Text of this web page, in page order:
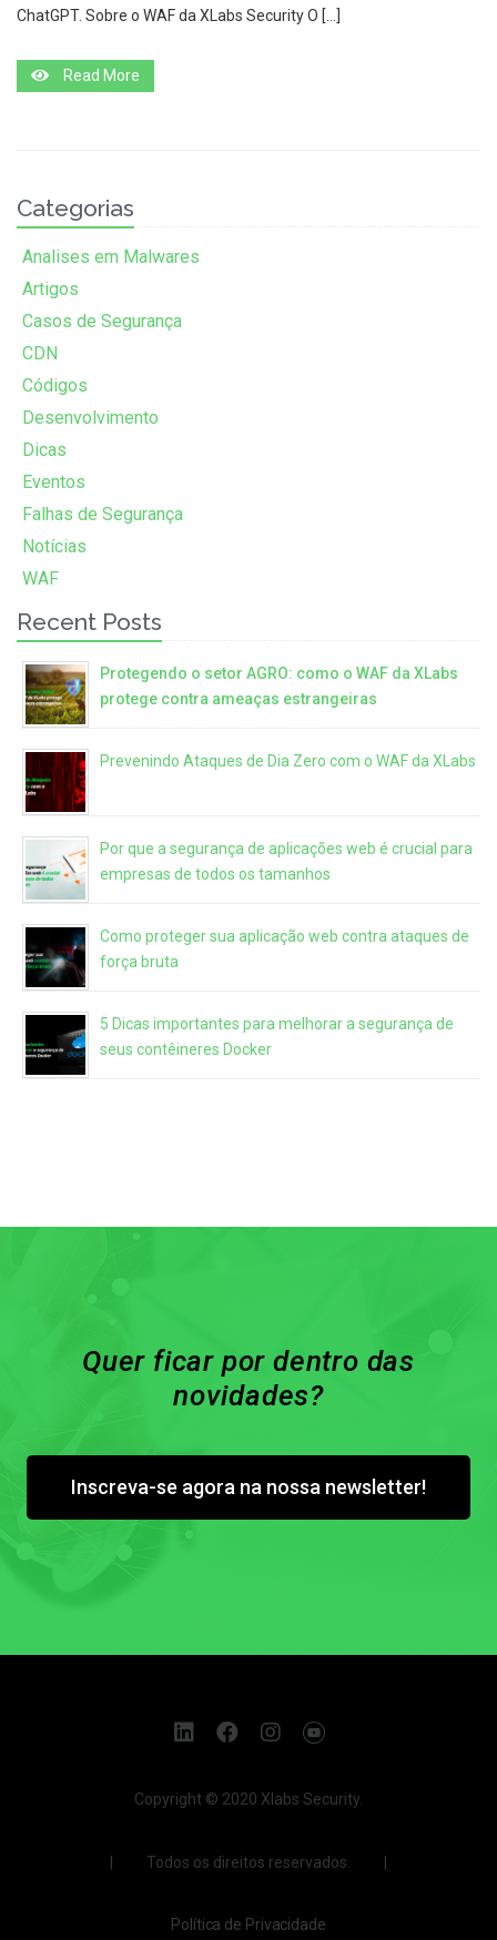
ChatGPT. Sobre o WAF da XLabs Security O […]
Read More
Categorias
Analises em Malwares
Artigos
Casos de Segurança
CDN
Códigos
Desenvolvimento
Dicas
Eventos
Falhas de Segurança
Notícias
WAF
Recent Posts
Protegendo o setor AGRO: como o WAF da XLabs
protege contra ameaças estrangeiras
Prevenindo Ataques de Dia Zero com o WAF da XLabs
Por que a segurança de aplicações web é crucial para
empresas de todos os tamanhos
Como proteger sua aplicação web contra ataques de
força bruta
5 Dicas importantes para melhorar a segurança de
seus contêineres Docker
Quer ficar por dentro das
novidades?
Inscreva-se agora na nossa newsletter!
Copyright © 2020 Xlabs Security.
| Todos os direitos reservados. |
Política de Privacidade